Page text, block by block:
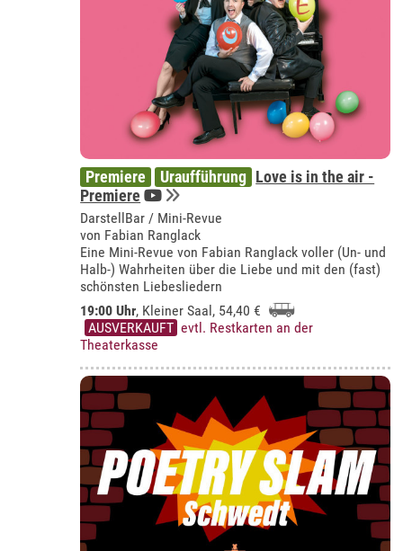
Premiere Uraufführung Love is in the air -
Premiere
DarstellBar / Mini-Revue
von Fabian Ranglack
Eine Mini-Revue von Fabian Ranglack voller (Un- und
Halb-) Wahrheiten über die Liebe und mit den (fast)
schönsten Liebesliedern
19:00 Uhr, Kleiner Saal, 54,40 €
AUSVERKAUFT evtl. Restkarten an der
Theaterkasse